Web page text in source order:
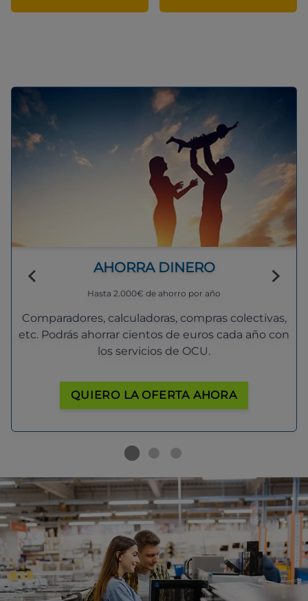
AHORRA DINERO
Hasta 2.000€ de ahorro por año
Comparadores, calculadoras, compras colectivas,
etc. Podrás ahorrar cientos de euros cada año con
los servicios de OCU.
QUIERO LA OFERTA AHORA